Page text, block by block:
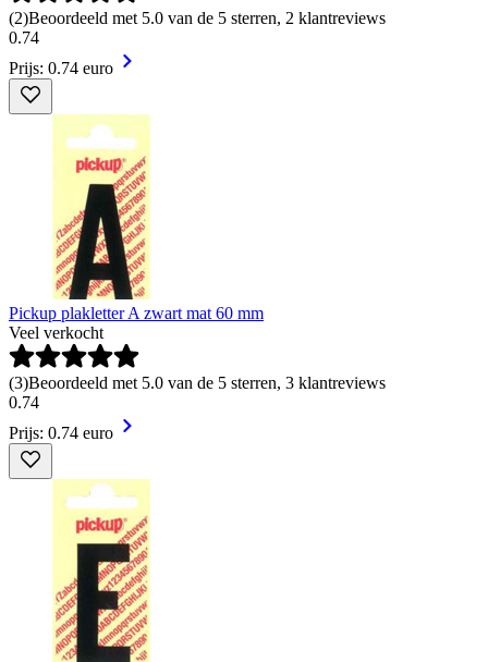
(2)Beoordeeld met 5.0 van de 5 sterren, 2 klantreviews
0.74
Prijs: 0.74 euro
Pickup plakletter A zwart mat 60 mm
Veel verkocht
(3)Beoordeeld met 5.0 van de 5 sterren, 3 klantreviews
0.74
Prijs: 0.74 euro